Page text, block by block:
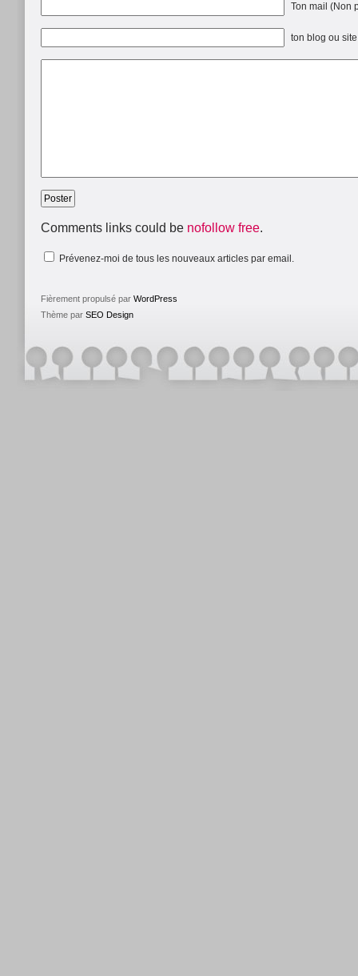
Ton mail (Non
ton blog ou site
Comments links could be nofollow free.
Prévenez-moi de tous les nouveaux articles par email.
Fièrement propulsé par WordPress
Thème par SEO Design